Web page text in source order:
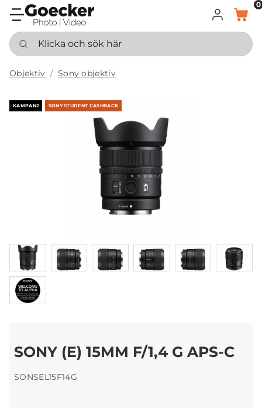
LOGGA IN
KORG
0
Klicka och sök här
Objektiv Sony objektiv
KAMPANJ SONY STUDENT CASHBACK
SONY (E) 15MM F/1,4 G APS-C
SONSEL15F14G